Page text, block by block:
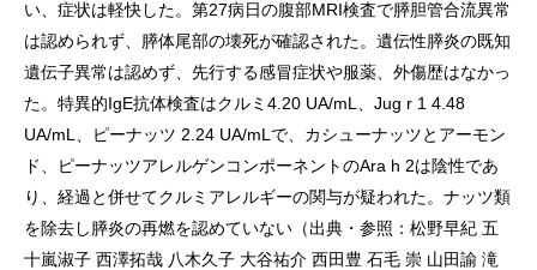
い、症状は軽快した。第27病日の腹部MRI検査で膵胆管合流異常
は認められず、膵体尾部の壊死が確認された。遺伝性膵炎の既知
遺伝子異常は認めず、先行する感冒症状や服薬、外傷歴はなかっ
た。特異的IgE抗体検査はクルミ4.20 UA/mL、Jug r 1 4.48
UA/mL、ピーナッツ 2.24 UA/mLで、カシューナッツとアーモン
ド、ピーナッツアレルゲンコンポーネントのAra h 2は陰性であ
り、経過と併せてクルミアレルギーの関与が疑われた。ナッツ類
を除去し膵炎の再燃を認めていない（出典・参照：松野早紀 五
十嵐淑子 西澤拓哉 八木久子 大谷祐介 西田豊 石毛 崇 山田諭 滝